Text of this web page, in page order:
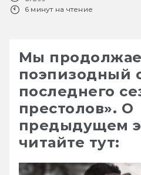
6 минут на чтение
Мы
поэпизодный
последнего
престолов». О
предыдущем
читайте тут: